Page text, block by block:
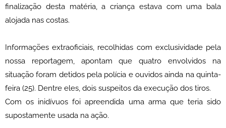
finalização desta matéria, a criança estava com uma bala
alojada nas costas.
Informações extraoficiais, recolhidas com exclusividade pela
nossa reportagem, apontam que quatro envolvidos na
situação foram detidos pela polícia e ouvidos ainda na quinta-
feira (25). Dentre eles, dois suspeitos da execução dos tiros.
Com os inidívuos foi apreendida uma arma que teria sido
supostamente usada na ação.